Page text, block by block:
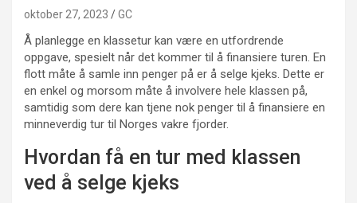
oktober 27, 2023 GC
Å planlegge en klassetur kan være en utfordrende
oppgave, spesielt når det kommer til å finansiere turen. En
flott måte å samle inn penger på er å selge kjeks. Dette er
en enkel og morsom måte å involvere hele klassen på,
samtidig som dere kan tjene nok penger til å finansiere en
minneverdig tur til Norges vakre fjorder.
Hvordan få en tur med klassen
ved å selge kjeks